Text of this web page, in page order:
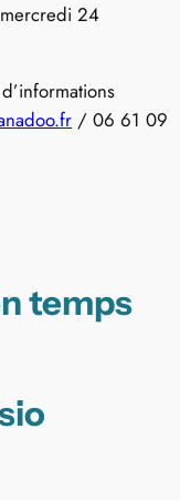
24
/ 06 61 09
temps